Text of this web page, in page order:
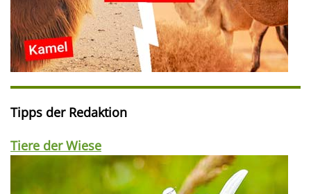
Tipps der Redaktion
Tiere der Wiese